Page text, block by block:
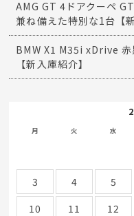
AMG GT 4ドアクーペ
兼ね備えた特別な1台【
BMW X1 M35i xDrive
【新入庫紹介】
月 火 水
3
4 5
10
11 12